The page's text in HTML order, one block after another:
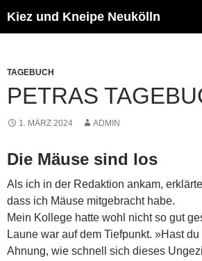
Inhalt
Kiez und Kneipe Neukölln
TAGEBUCH
PETRAS
1. MÄRZ 2024 ADMIN
Die Mäuse sind los
Als ich in der Redaktion ankam,
dass ich Mäuse mitgebracht habe.
Mein Kollege hatte wohl nicht so gut
Laune war auf dem Tiefpunkt. »Hast
Ahnung, wie schnell sich dieses